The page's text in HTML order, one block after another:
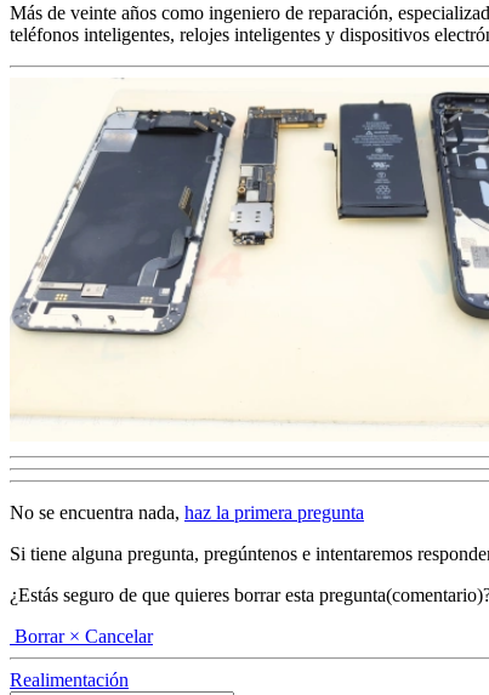
Más de veinte años como ingeniero de reparación,
teléfonos inteligentes, relojes inteligentes y dispositivos
No se encuentra nada, haz la primera pregunta
Si tiene alguna pregunta, pregúntenos e intentaremos
¿Estás seguro de que quieres borrar esta
Borrar × Cancelar
Realimentación